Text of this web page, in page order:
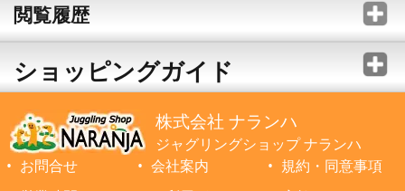
閲覧履歴
ショッピングガイド
株式会社 ナランハ
ジャグリングショップ ナランハ
お問合せ
会社案内
規約・同意事項